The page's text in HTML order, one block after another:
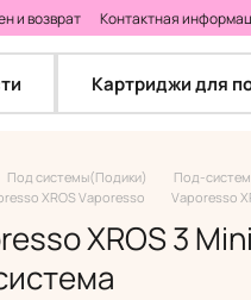
и возврат Контактная
Картриджи для
Под системы(Подики) Под-
XROS Vaporesso
Vaporesso
XROS 3